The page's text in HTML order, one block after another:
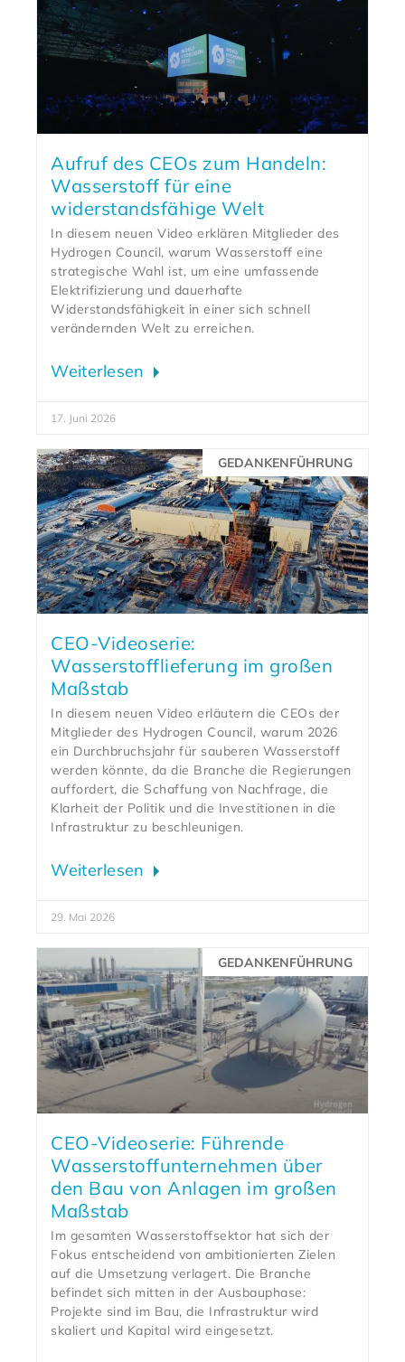
Aufruf des CEOs zum Handeln:
Wasserstoff für eine
widerstandsfähige Welt
In diesem neuen Video erklären Mitglieder des
Hydrogen Council, warum Wasserstoff eine
strategische Wahl ist, um eine umfassende
Elektrifizierung und dauerhafte
Widerstandsfähigkeit in einer sich schnell
verändernden Welt zu erreichen.
Weiterlesen
17. Juni 2026
GEDANKENFÜHRUNG
CEO-Videoserie:
Wasserstofflieferung im großen
Maßstab
In diesem neuen Video erläutern die CEOs der
Mitglieder des Hydrogen Council, warum 2026
ein Durchbruchsjahr für sauberen Wasserstoff
werden könnte, da die Branche die Regierungen
auffordert, die Schaffung von Nachfrage, die
Klarheit der Politik und die Investitionen in die
Infrastruktur zu beschleunigen.
Weiterlesen
29. Mai 2026
GEDANKENFÜHRUNG
CEO-Videoserie: Führende
Wasserstoffunternehmen über
den Bau von Anlagen im großen
Maßstab
Im gesamten Wasserstoffsektor hat sich der
Fokus entscheidend von ambitionierten Zielen
auf die Umsetzung verlagert. Die Branche
befindet sich mitten in der Ausbauphase:
Projekte sind im Bau, die Infrastruktur wird
skaliert und Kapital wird eingesetzt.